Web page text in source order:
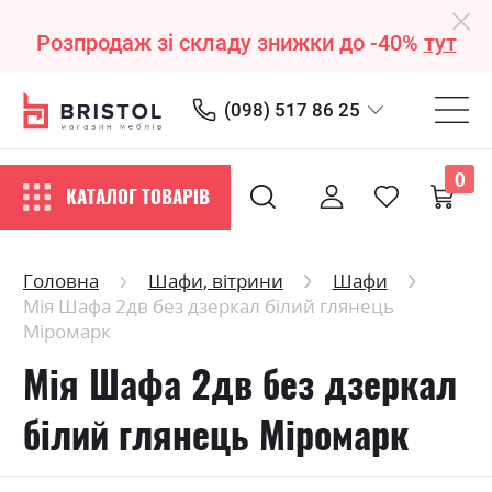
Розпродаж зі складу знижки до -40% тут
(098) 517 86 25
КАТАЛОГ ТОВАРІВ
0
Головна Шафи, вітрини
Шафи
Мія Шафа 2дв без дзеркал білий глянець
Міромарк
Мія Шафа 2дв без дзеркал
білий глянець Міромарк